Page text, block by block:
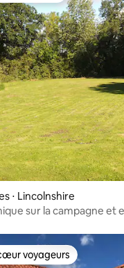
⋅ Lincolnshire
sur la campagne et
voyageurs les plus
voyageurs